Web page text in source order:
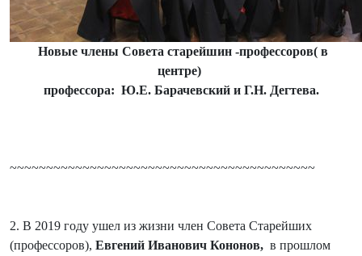
Новые члены Совета старейшин -профессоров( в
центре)
профессора: Ю.Е. Барачевский и Г.Н. Дегтева.
~~~~~~~~~~~~~~~~~~~~~~~~~~~~~~~~~~~~~~~~~~
2. В 2019 году ушел из жизни член Совета Старейших
(профессоров), Евгений Иванович Кононов, в прошлом